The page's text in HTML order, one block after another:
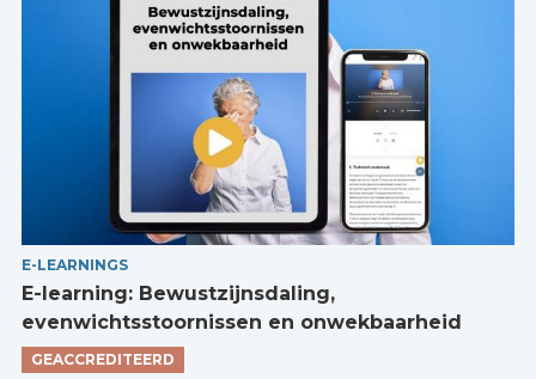
E-LEARNINGS
E-learning: Bewustzijnsdaling,
evenwichtsstoornissen en onwekbaarheid
GEACCREDITEERD